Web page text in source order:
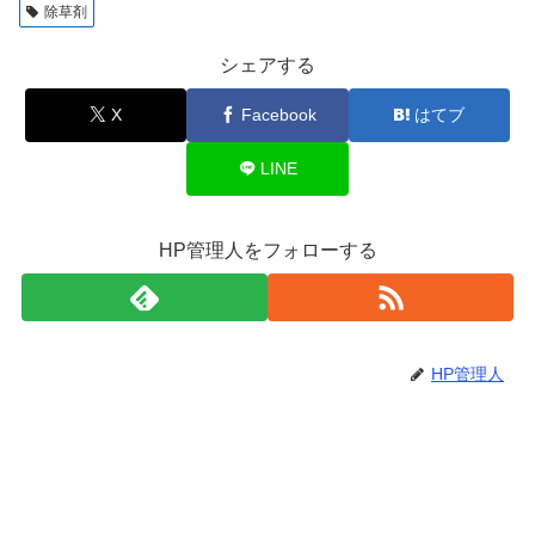
除草剤
シェアする
X Facebook はてブ
LINE
HP管理人をフォローする
HP管理人